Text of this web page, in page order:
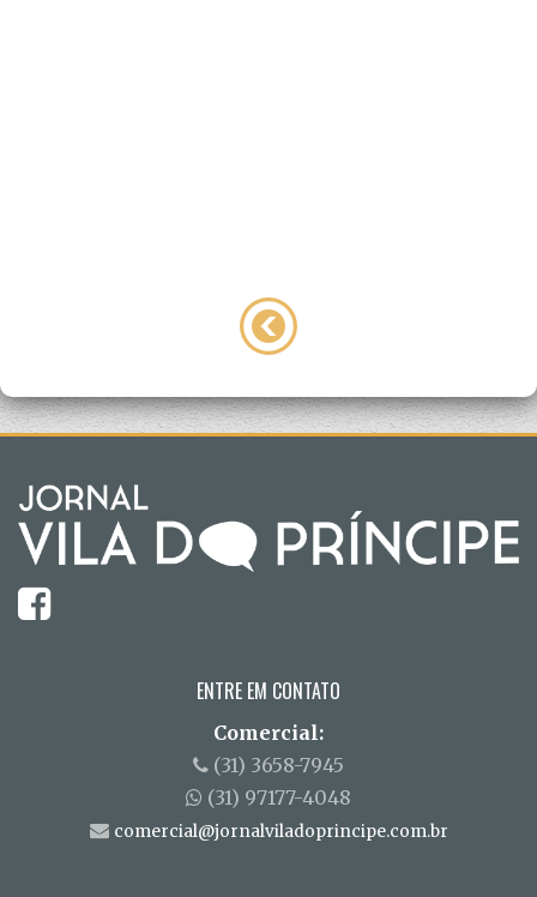
ENTRE EM CONTATO
Comercial:
(31) 3658-7945
(31) 97177-4048
comercial@jornalviladoprincipe.com.br